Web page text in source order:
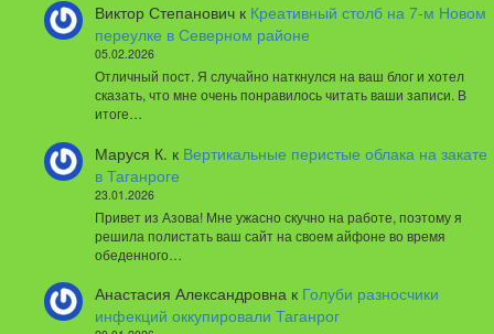
Виктор Степановичк Креативный столб на 7-м Новом
переулке в Северном районе
05.02.2026
Отличный пост. Я случайно наткнулся на ваш блог и хотел
сказать, что мне очень понравилось читать ваши записи. В
итоге…
Маруся К. к Вертикальные перистые облака на закате
в Таганроге
23.01.2026
Привет из Азова! Мне ужасно скучно на работе, поэтому я
решила полистать ваш сайт на своем айфоне во время
обеденного…
Анастасия Александровнак Голуби разносчики
инфекций оккупировали Таганрог